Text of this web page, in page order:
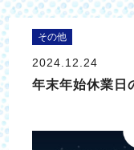
その他
2024.12.24
年末年始休業日